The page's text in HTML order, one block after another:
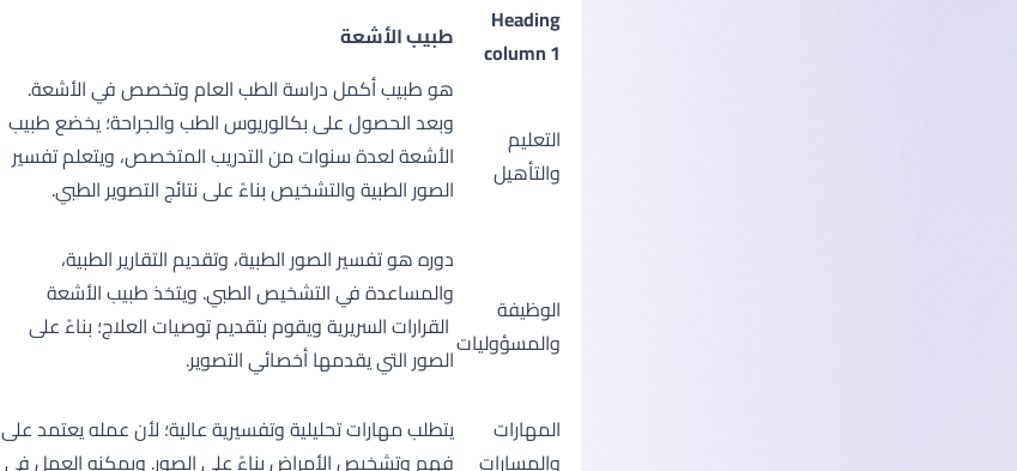
Heading
column 1
طبيب الأشعة
التعليم
والتأهيل
هو طبيب أكمل دراسة الطب العام وتخصص في الأشعة.
وبعد الحصول على بكالوريوس الطب والجراحة؛ يخضع طبيب
الأشعة لعدة سنوات من التدريب المتخصص، ويتعلم تفسير
الصور الطبية والتشخيص بناءً على نتائج التصوير الطبي.
الوظيفة
والمسؤوليات
دوره هو تفسير الصور الطبية، وتقديم التقارير الطبية،
والمساعدة في التشخيص الطبي. ويتخذ طبيب الأشعة
القرارات السريرية ويقوم بتقديم توصيات العلاج؛ بناءً على
الصور التي يقدمها أخصائي التصوير.
المهارات
والمسارات
يتطلب مهارات تحليلية وتفسيرية عالية؛ لأن عمله يعتمد على
فهم وتشخيص الأمراض بناءً على الصور. ويمكنه العمل في